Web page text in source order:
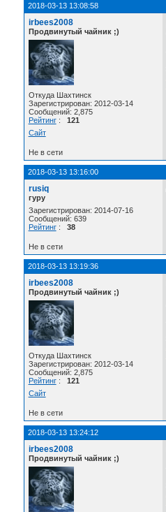
2018-03-13 13:08:58
irbees2008
Продвинутый чайник ;)
Откуда Шахтинск
Зарегистрирован: 2012-03-14
Сообщений: 2,875
Рейтинг: 121
Сайт
Не в сети
2018-03-13 13:16:00
rusiq
гуру
Зарегистрирован: 2014-07-16
Сообщений: 639
Рейтинг: 38
Не в сети
2018-03-13 13:19:36
irbees2008
Продвинутый чайник ;)
Откуда Шахтинск
Зарегистрирован: 2012-03-14
Сообщений: 2,875
Рейтинг: 121
Сайт
Не в сети
2018-03-13 13:24:12
irbees2008
Продвинутый чайник ;)